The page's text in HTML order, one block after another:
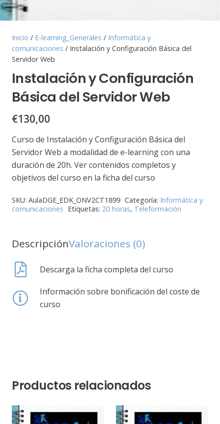
Inicio / E-learning_Generales / Informática y
comunicaciones / Instalación y Configuración Básica del
Servidor Web
Instalación y Configuración
Básica del Servidor Web
€130,00
Curso de Instalación y Configuración Básica del
Servidor Web a modalidad de e-learning con una
duración de 20h. Ver contenidos completos y
objetivos del curso en la ficha del curso
SKU: AulaDGE_EDK_ONV2CT1899 Categoría: Informática y
comunicaciones Etiquetas: 20 horas, Teleformación
DescripciónValoraciones (0)
Descarga la ficha completa del curso
Información sobre bonificación del coste de
curso
Productos relacionados